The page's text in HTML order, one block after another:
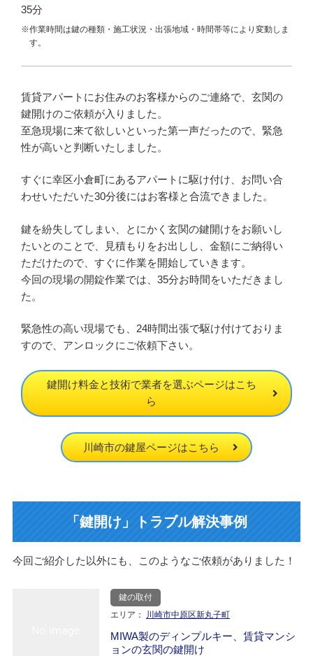
35分
※作業時間は鍵の種類・施工状況・出張地域・時間帯等により変動しま
す。
賃貸アパートにお住みのお客様からのご連絡で、玄関の
鍵開けのご依頼が入りました。
至急現場に来て欲しいといった第一声だったので、緊急
性が高いと判断いたしました。
すぐに幸区小倉町にあるアパートに駆け付け、お問い合
わせいただいた30分後にはお客様と合流できました。
鍵を紛失してしまい、とにかく玄関の鍵開けをお願いし
たいとのことで、見積もりをお出しし、金額にご納得い
ただけたので、すぐに作業を開始していきます。
今回の現場の開錠作業では、35分お時間をいただきまし
た。
緊急性の高い現場でも、24時間出張で駆け付けておりま
すので、アンロックにご依頼下さい。
鍵開け料金と技術で業者を選ぶページはこち
ら
川崎市の鍵屋ページはこちら
「鍵開け」トラブル解決事例
今回ご紹介した以外にも、このようなご依頼がありました！
鍵の取付
エリア：
川崎市中原区新丸子町
MIWA製のディンプルキー、賃貸マンシ
ョンの玄関の鍵開け